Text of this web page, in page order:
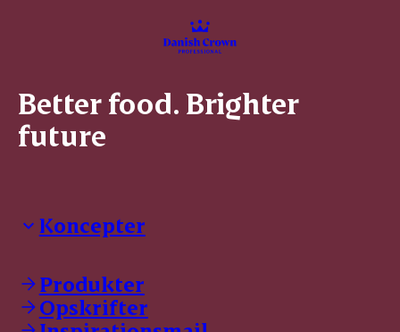
Better food. Brighter
future
Koncepter
Dyrbar
GØL
Tulip
Produkter
Opskrifter